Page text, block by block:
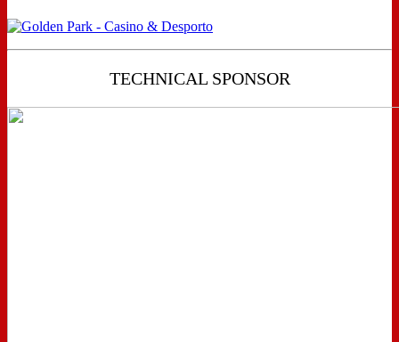
TECHNICAL SPONSOR